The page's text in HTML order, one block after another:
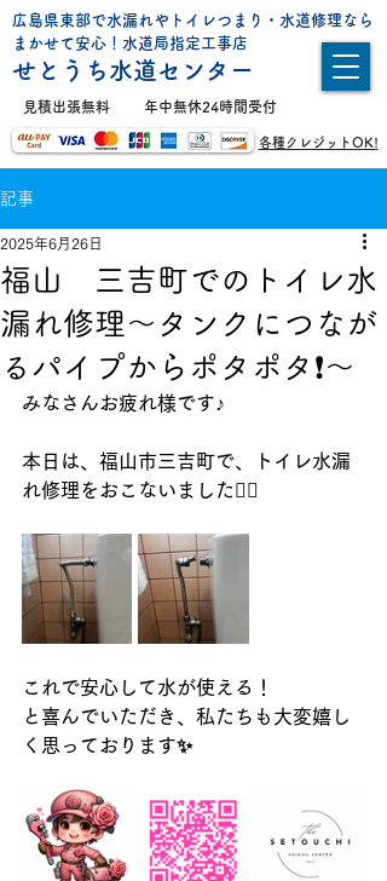
広島県東部で水漏れやトイレつまり・水道修理なら
まかせて安心！水道局指定工事店
せとうち水道センター
​見積出張無料 年中無休24時間受付
各種クレジットOK!
記事
福山 三吉町でのトイレ水
漏れ修理〜タンクにつなが
るパイプからポタポタ❗️〜
2025年6月26日
みなさんお疲れ様です♪
本日は、福山市三吉町で、トイレ水漏
れ修理をおこないました👷‍♂️
これで安心して水が使える！
と喜んでいただき、私たちも大変嬉し
く思っております✨